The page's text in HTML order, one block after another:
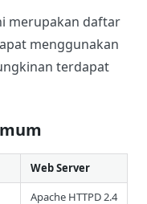
merupakan daftar
menggunakan
terdapat
Web Server
Apache HTTPD 2.4